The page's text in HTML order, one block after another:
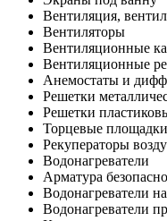
Вентиляция,
Вентиляторы
Вентиляционные
Вентиляционные
Анемостаты и
Решетки
Решетки
Торцевые площадки
Рекуператоры
Водонагреватели
Арматура
Водонагреватели
Водонагреватели